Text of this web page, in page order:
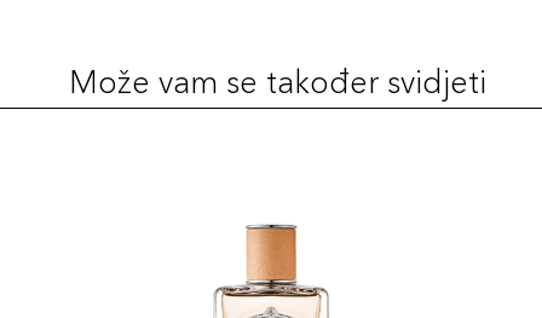
Može vam se također svidjeti